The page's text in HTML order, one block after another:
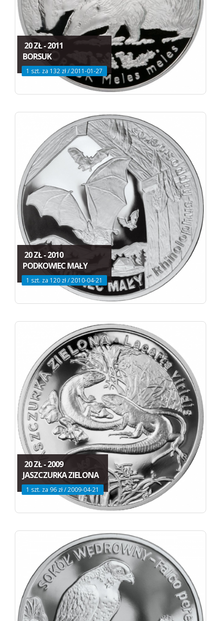
20 ZŁ - 2011
BORSUK
1 szt. za 132 zł / 2011-01-27
20 ZŁ - 2010
PODKOWIEC MAŁY
1 szt. za 120 zł / 2010-04-21
20 ZŁ - 2009
JASZCZURKA ZIELONA
1 szt. za 96 zł / 2009-04-21